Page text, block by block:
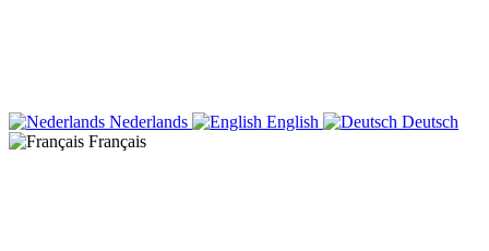
Nederlands English
Deutsch
Français